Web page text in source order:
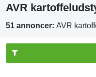
AVR
51 annoncer: AVR